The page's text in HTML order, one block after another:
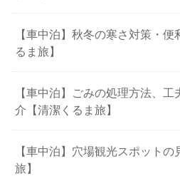
【車中泊】秋冬の寒さ対策・便
るま旅】
【車中泊】ごみの処理方法、
介【清潔くるま旅】
【車中泊】穴場観光スポット
旅】